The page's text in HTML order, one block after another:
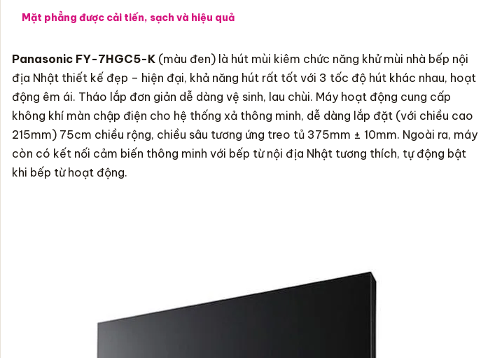
Mặt phẳng được cải tiến, sạch và hiệu quả
Panasonic FY-7HGC5-K (màu đen) là hút mùi kiêm chức năng khử mùi nhà bếp nội
địa Nhật thiết kế đẹp – hiện đại, khả năng hút rất tốt với 3 tốc độ hút khác nhau, hoạt
động êm ái. Tháo lắp đơn giản dễ dàng vệ sinh, lau chùi. Máy hoạt động cung cấp
không khí màn chập điện cho hệ thống xả thông minh, dễ dàng lắp đặt (với chiều cao
215mm) 75cm chiều rộng, chiều sâu tương ứng treo tủ 375mm ± 10mm. Ngoài ra, máy
còn có kết nối cảm biến thông minh với bếp từ nội địa Nhật tương thích, tự động bật
khi bếp từhoạt động.